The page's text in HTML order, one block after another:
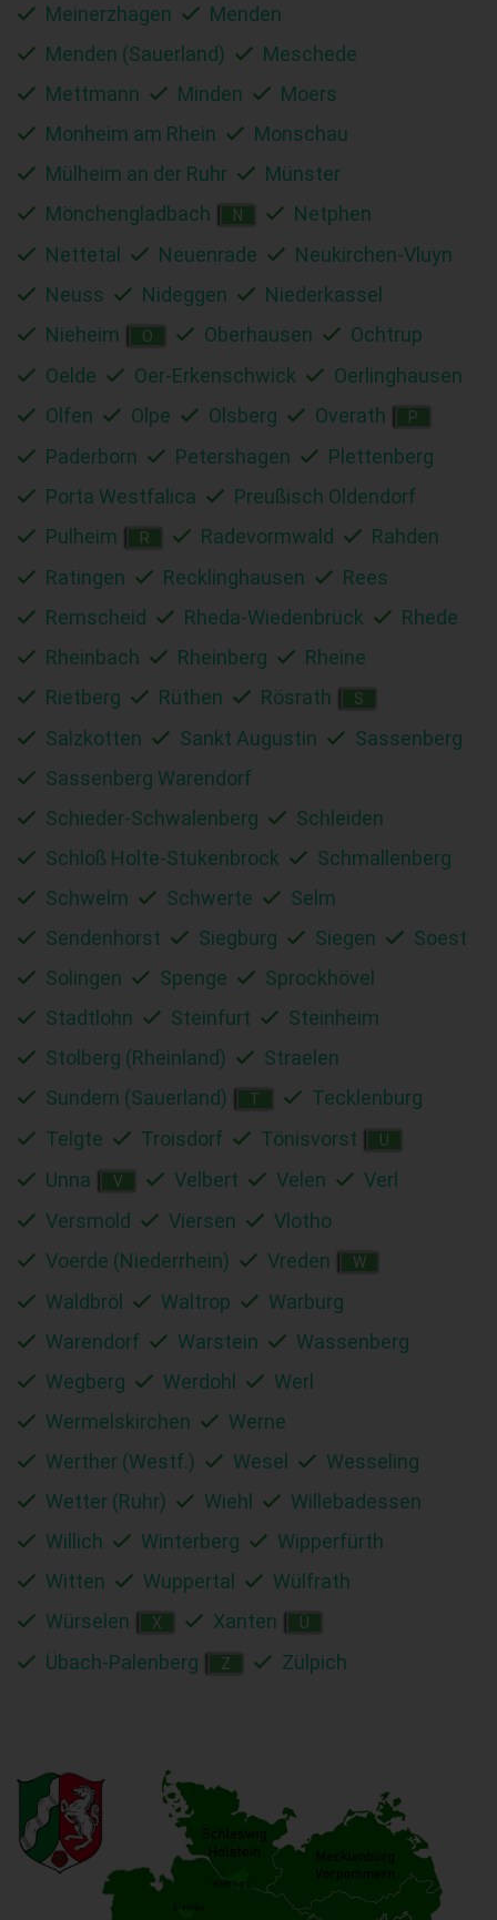
Meinerzhagen
Menden
Menden (Sauerland)
Meschede
Mettmann
Minden
Moers
Monheim am Rhein
Monschau
Mülheim an der Ruhr
Münster
Mönchengladbach
N
Netphen
Nettetal
Neuenrade
Neukirchen-Vluyn
Neuss
Nideggen
Niederkassel
Nieheim
O Oberhausen
Ochtrup
Oelde
Oer-Erkenschwick
Oerlinghausen
Olfen
Olpe Olsberg Overath P
Paderborn Petershagen
Plettenberg
Porta Westfalica
Preußisch Oldendorf
Pulheim
R Radevormwald
Rahden
Ratingen
Recklinghausen
Rees
Remscheid
Rheda-Wiedenbrück
Rhede
Rheinbach
Rheinberg
Rheine
Rietberg
Rüthen Rösrath S
Salzkotten Sankt Augustin
Sassenberg
Sassenberg Warendorf
Schieder-Schwalenberg
Schleiden
Schloß Holte-Stukenbrock
Schmallenberg
Schwelm
Schwerte
Selm
Sendenhorst
Siegburg Siegen
Soest
Solingen
Spenge
Sprockhövel
Stadtlohn
Steinfurt
Steinheim
Stolberg (Rheinland)
Straelen
Sundern (Sauerland)
T
Tecklenburg
Telgte
Troisdorf Tönisvorst U
Unna V Velbert Velen
Verl
Versmold
Viersen
Vlotho
Voerde (Niederrhein)
Vreden W
Waldbröl Waltrop
Warburg
Warendorf
Warstein
Wassenberg
Wegberg
Werdohl
Werl
Wermelskirchen
Werne
Werther (Westf.)
Wesel
Wesseling
Wetter (Ruhr)
Wiehl
Willebadessen
Willich
Winterberg
Wipperfürth
Witten
Wuppertal
Wülfrath
Würselen
X Xanten Ü
Übach-Palenberg Z Zülpich